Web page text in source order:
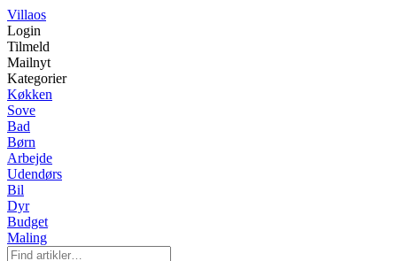
Villaos
Login
Tilmeld
Mailnyt
Kategorier
Køkken
Sove
Bad
Børn
Arbejde
Udendørs
Bil
Dyr
Budget
Maling